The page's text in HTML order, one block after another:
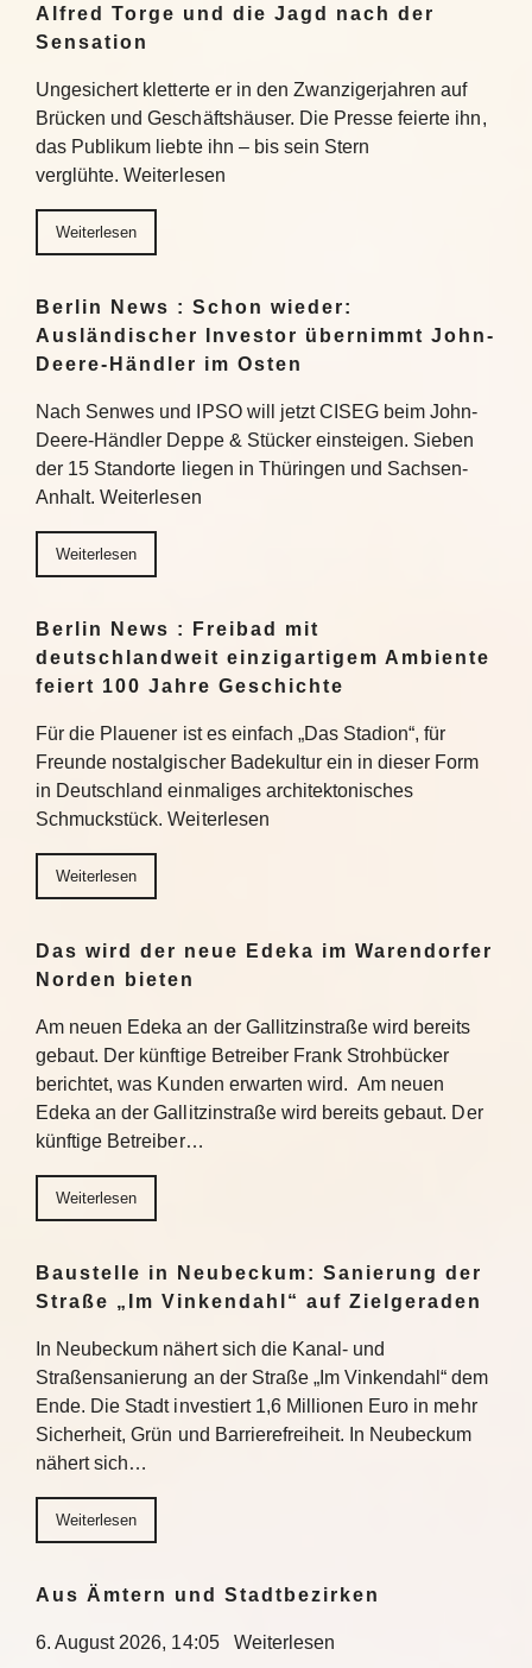
Alfred Torge und die Jagd nach der
Sensation
Ungesichert kletterte er in den Zwanzigerjahren auf
Brücken und Geschäftshäuser. Die Presse feierte ihn,
das Publikum liebte ihn – bis sein Stern
verglühte. Weiterlesen
Weiterlesen
Berlin News : Schon wieder:
Ausländischer Investor übernimmt John-
Deere-Händler im Osten
Nach Senwes und IPSO will jetzt CISEG beim John-
Deere-Händler Deppe & Stücker einsteigen. Sieben
der 15 Standorte liegen in Thüringen und Sachsen-
Anhalt. Weiterlesen
Weiterlesen
Berlin News : Freibad mit
deutschlandweit einzigartigem Ambiente
feiert 100 Jahre Geschichte
Für die Plauener ist es einfach „Das Stadion“, für
Freunde nostalgischer Badekultur ein in dieser Form
in Deutschland einmaliges architektonisches
Schmuckstück. Weiterlesen
Weiterlesen
Das wird der neue Edeka im Warendorfer
Norden bieten
Am neuen Edeka an der Gallitzinstraße wird bereits
gebaut. Der künftige Betreiber Frank Strohbücker
berichtet, was Kunden erwarten wird. Am neuen
Edeka an der Gallitzinstraße wird bereits gebaut. Der
künftige Betreiber…
Weiterlesen
Baustelle in Neubeckum: Sanierung der
Straße „Im Vinkendahl“ auf Zielgeraden
In Neubeckum nähert sich die Kanal- und
Straßensanierung an der Straße „Im Vinkendahl“ dem
Ende. Die Stadt investiert 1,6 Millionen Euro in mehr
Sicherheit, Grün und Barrierefreiheit. In Neubeckum
nähert sich…
Weiterlesen
Aus Ämtern und Stadtbezirken
6. August 2026, 14:05 Weiterlesen